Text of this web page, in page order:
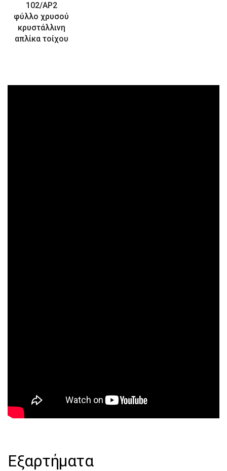
102/AP2
φύλλο χρυσού
κρυστάλλινη
απλίκα τοίχου
Εξαρτήματα